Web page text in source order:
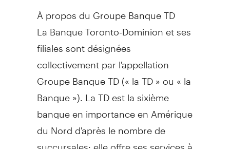
À propos du Groupe Banque TD
La Banque Toronto-Dominion et ses
filiales sont désignées
collectivement par l'appellation
Groupe Banque TD (« la TD » ou « la
Banque »). La TD est la sixième
banque en importance en Amérique
du Nord d'après le nombre de
succursales; elle offre ses services à